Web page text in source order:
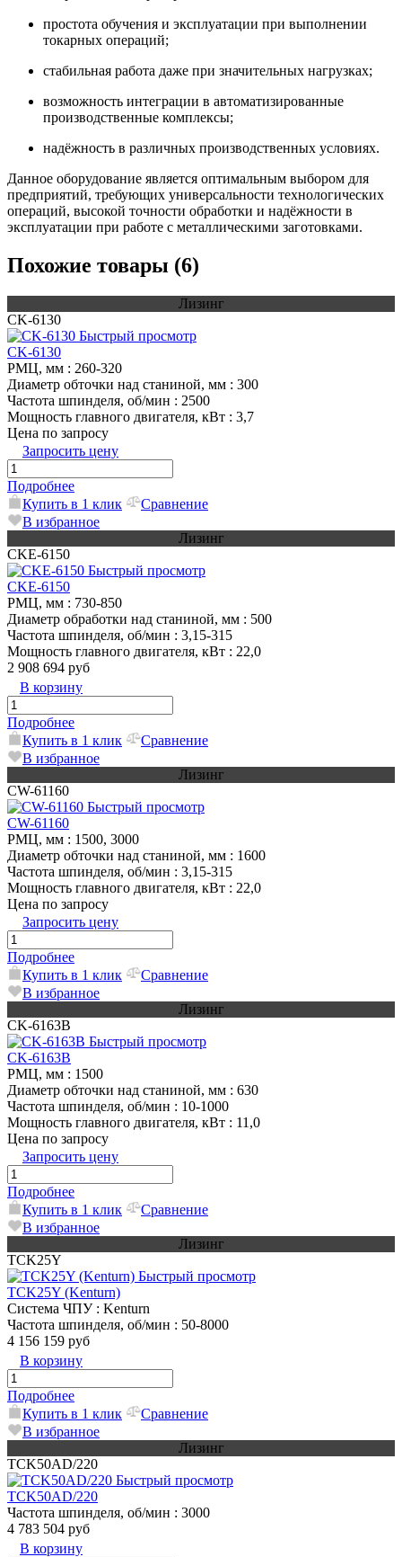
простота обучения и эксплуатации при выполнении
токарных операций;
стабильная работа даже при значительных нагрузках;
возможность интеграции в автоматизированные
производственные комплексы;
надёжность в различных производственных условиях.
Данное оборудование является оптимальным выбором для
предприятий, требующих универсальности технологических
операций, высокой точности обработки и надёжности в
эксплуатации при работе с металлическими заготовками.
Похожие товары (6)
Лизинг
CK-6130
Быстрый просмотр
CK-6130
РМЦ, мм : 260-320
Диаметр обточки над станиной, мм : 300
Частота шпинделя, об/мин : 2500
Мощность главного двигателя, кВт : 3,7
Цена по запросу
Запросить цену
Подробнее
Купить в 1 клик
Сравнение
В избранное
Лизинг
CKE-6150
Быстрый просмотр
CKE-6150
РМЦ, мм : 730-850
Диаметр обработки над станиной, мм : 500
Частота шпинделя, об/мин : 3,15-315
Мощность главного двигателя, кВт : 22,0
2 908 694 руб
В корзину
Подробнее
Купить в 1 клик
Сравнение
В избранное
Лизинг
CW-61160
Быстрый просмотр
CW-61160
РМЦ, мм : 1500, 3000
Диаметр обточки над станиной, мм : 1600
Частота шпинделя, об/мин : 3,15-315
Мощность главного двигателя, кВт : 22,0
Цена по запросу
Запросить цену
Подробнее
Купить в 1 клик
Сравнение
В избранное
Лизинг
CK-6163B
Быстрый просмотр
CK-6163B
РМЦ, мм : 1500
Диаметр обточки над станиной, мм : 630
Частота шпинделя, об/мин : 10-1000
Мощность главного двигателя, кВт : 11,0
Цена по запросу
Запросить цену
Подробнее
Купить в 1 клик
Сравнение
В избранное
Лизинг
TCK25Y
Быстрый просмотр
TCK25Y (Kenturn)
Система ЧПУ: Kenturn
Частота шпинделя, об/мин : 50-8000
4 156 159 руб
В корзину
Подробнее
Купить в 1 клик
Сравнение
В избранное
Лизинг
TCK50AD/220
Быстрый просмотр
TCK50AD/220
Частота шпинделя, об/мин : 3000
4 783 504 руб
В корзину